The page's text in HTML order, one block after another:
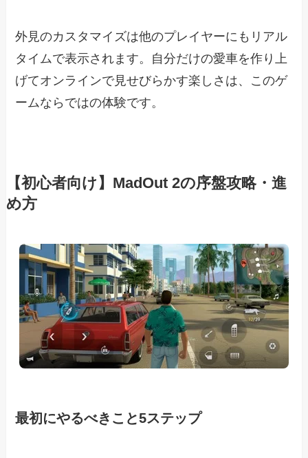
外見のカスタマイズは他のプレイヤーにもリアル
タイムで表示されます。自分だけの愛車を作り上
げてオンラインで見せびらかす楽しさは、このゲ
ームならではの体験です。
【初心者向け】MadOut 2の序盤攻略・進
め方
最初にやるべきこと5ステップ